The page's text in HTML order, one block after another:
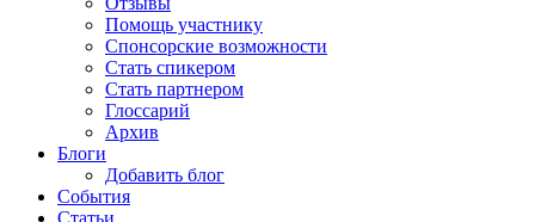
Помощь участнику
Спонсорские возможности
Стать спикером
Стать партнером
Глоссарий
Архив
Блоги
Добавить блог
События
Статьи